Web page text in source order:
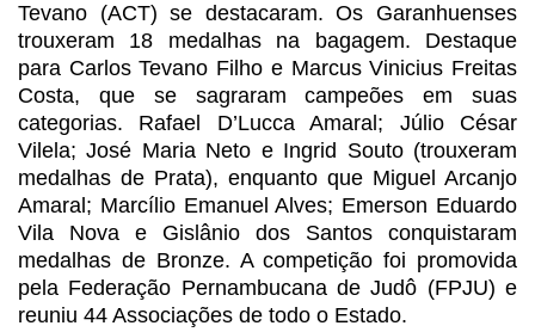
Tevano (ACT) se destacaram. Os Garanhuenses
trouxeram 18 medalhas na bagagem. Destaque
para Carlos Tevano Filho e Marcus Vinicius Freitas
Costa, que se sagraram campeões em suas
categorias. Rafael D’Lucca Amaral; Júlio César
Vilela; José Maria Neto e Ingrid Souto (trouxeram
medalhas de Prata), enquanto que Miguel Arcanjo
Amaral; Marcílio Emanuel Alves; Emerson Eduardo
Vila Nova e Gislânio dos Santos conquistaram
medalhas de Bronze. A competição foi promovida
pela Federação Pernambucana de Judô (FPJU) e
reuniu 44 Associações de todo o Estado.